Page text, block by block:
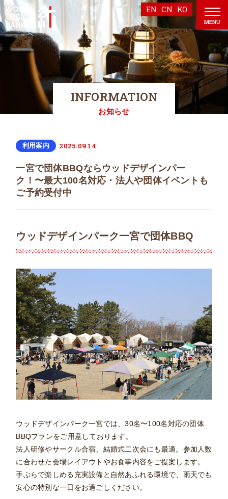
EN CN KO
INFORMATION
お知らせ
利用案内 2025.09.14
一宮で団体BBQならウッドデザインパー
ク！〜最大100名対応・法人や団体イベントも
ご予約受付中
ウッドデザインパーク一宮で団体BBQ
ウッドデザインパーク一宮では、30名〜100名対応の団体
BBQプランをご用意しております。
法人研修やサークル合宿、結婚式二次会にも最適。参加人数
に合わせた会場レイアウトやお食事内容をご提案します。
手ぶらで楽しめる充実設備と自然あふれる環境で、雨天でも
安心の特別な一日をお過ごしください。
MENU